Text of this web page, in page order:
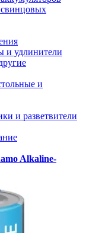
свинцовых
и удлинители
и
и разветвители
Alkaline-